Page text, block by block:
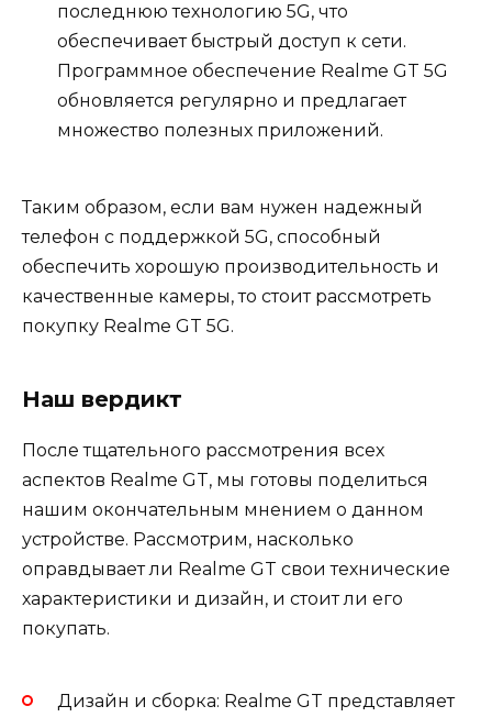
последнюю технологию 5G, что
обеспечивает быстрый доступ к сети.
Программное обеспечение Realme GT 5G
обновляется регулярно и предлагает
множество полезных приложений.
Таким образом, если вам нужен надежный
телефон с поддержкой 5G, способный
обеспечить хорошую производительность и
качественные камеры, то стоит рассмотреть
покупку Realme GT 5G.
Наш вердикт
После тщательного рассмотрения всех
аспектов Realme GT, мы готовы поделиться
нашим окончательным мнением о данном
устройстве. Рассмотрим, насколько
оправдывает ли Realme GT свои технические
характеристики и дизайн, и стоит ли его
покупать.
Дизайн и сборка: Realme GT представляет